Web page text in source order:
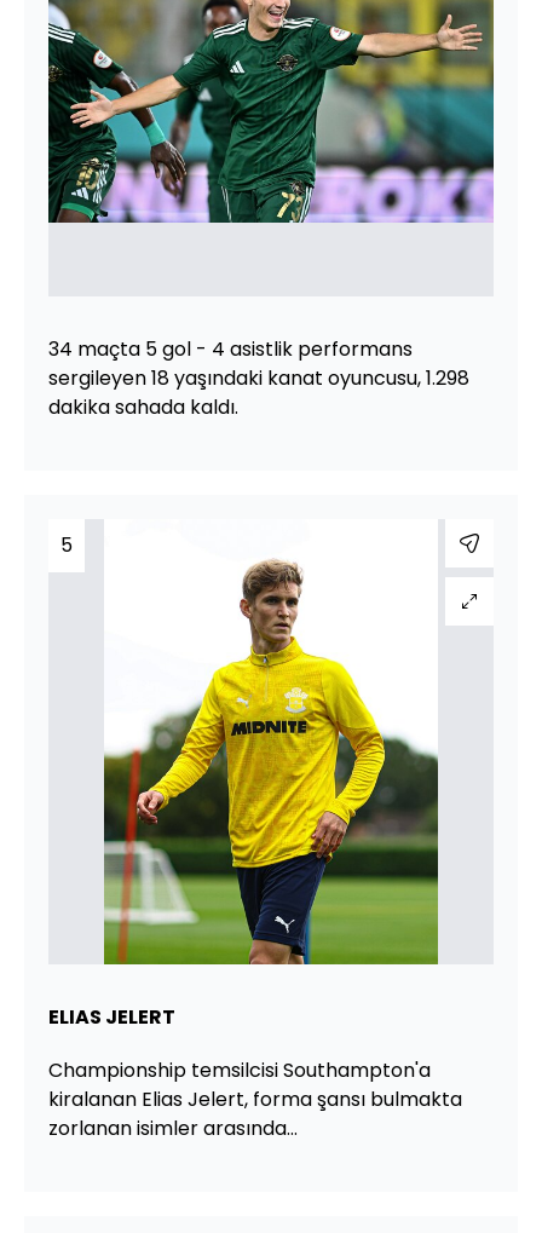
34 maçta 5 gol - 4 asistlik performans
sergileyen 18 yaşındaki kanat oyuncusu, 1.298
dakika sahada kaldı.
5
ELIAS JELERT
Championship temsilcisi Southampton'a
kiralanan Elias Jelert, forma şansı bulmakta
zorlanan isimler arasında...